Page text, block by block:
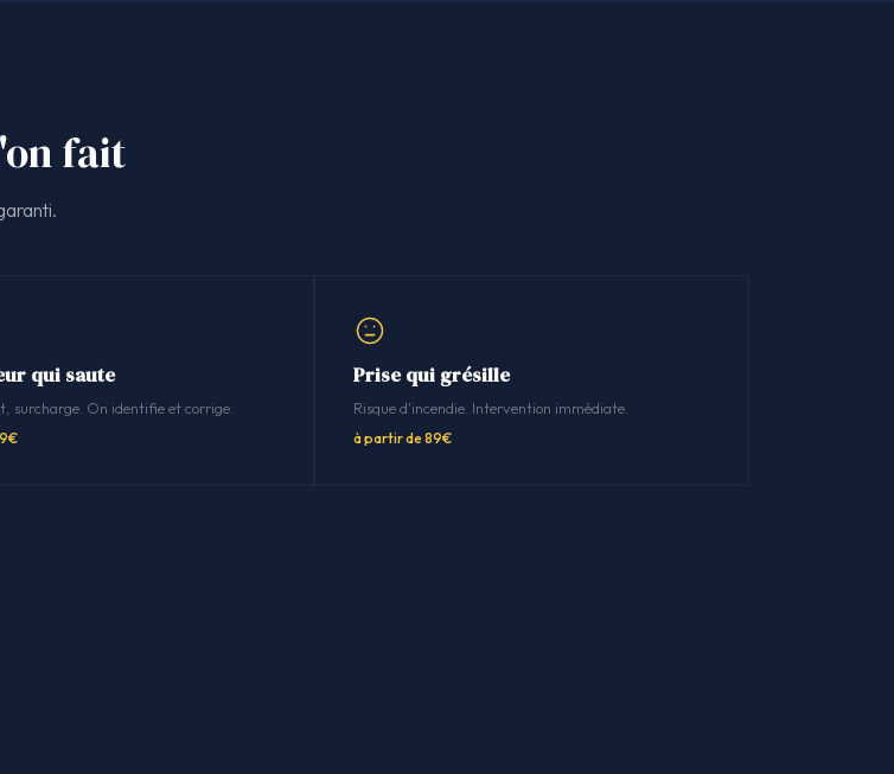
fait
qui saute
surcharge. On identifie et corrige.
Prise qui grésille
Risque d'incendie. Intervention immédiate.
à partir de 89€